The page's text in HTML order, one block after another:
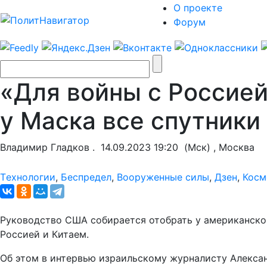
О проекте
Форум
«Для войны с
у Маска все спутники
Владимир Гладков . 14.09.2023 19:20 (Мск) , Москва
Tехнологии, Беспредел, Вооруженные силы, Дзен,
Руководство США собирается отобрать у
Россией и Китаем.
Об этом в интервью израильскому журналисту